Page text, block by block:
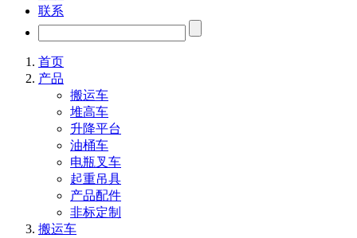
联系
首页
产品
搬运车
堆高车
升降平台
油桶车
电瓶叉车
起重吊具
产品配件
非标定制
搬运车